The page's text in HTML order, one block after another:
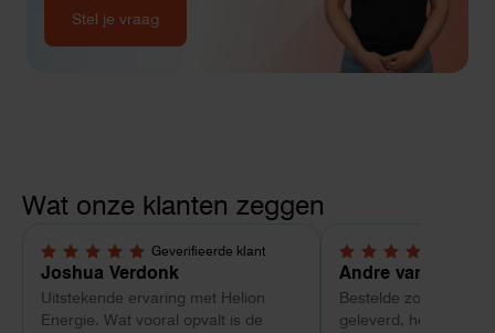
Stel je vraag
Wat onze klanten zeggen
Geverifieerde klant
5,0 van 5 sterren
Joshua Verdonk
Uitstekende ervaring met Helion
Energie. Wat vooral opvalt is de
4 van 5 sterren
Andre van
Bestelde
geleverd, heeft wel